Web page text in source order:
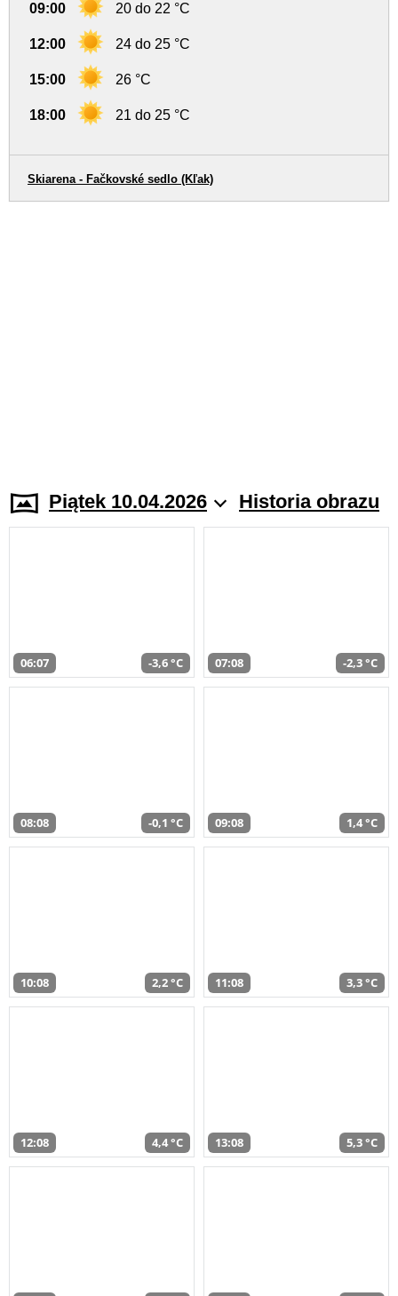
09:00 20 do 22 °C
12:00 24 do 25 °C
15:00 26 °C
18:00 21 do 25 °C
Skiarena - Fačkovské sedlo (Kľak)
Piątek 10.04.2026 Historia obrazu
06:07 -3,6 °C 07:08 -2,3 °C
08:08 -0,1 °C 09:08 1,4 °C
10:08 2,2 °C 11:08 3,3 °C
12:08 4,4 °C 13:08 5,3 °C